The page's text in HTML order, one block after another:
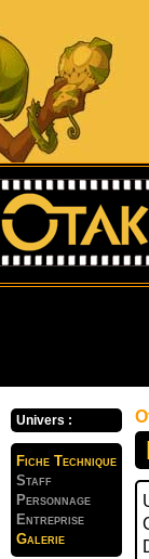
Univers :
Fiche Technique
Staff
Personnage
Entreprise
Galerie